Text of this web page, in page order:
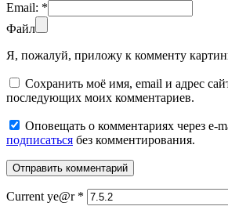
Email: *
Файл
Я, пожалуй, приложу к комменту
Сохранить моё имя, email и адрес
последующих моих комментариев.
Оповещать о комментариях через e-
подписаться без комментирования.
Current ye@r *